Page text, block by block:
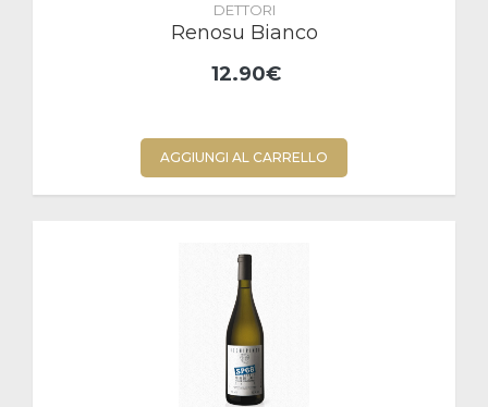
DETTORI
Renosu Bianco
12.90€
AGGIUNGI AL CARRELLO